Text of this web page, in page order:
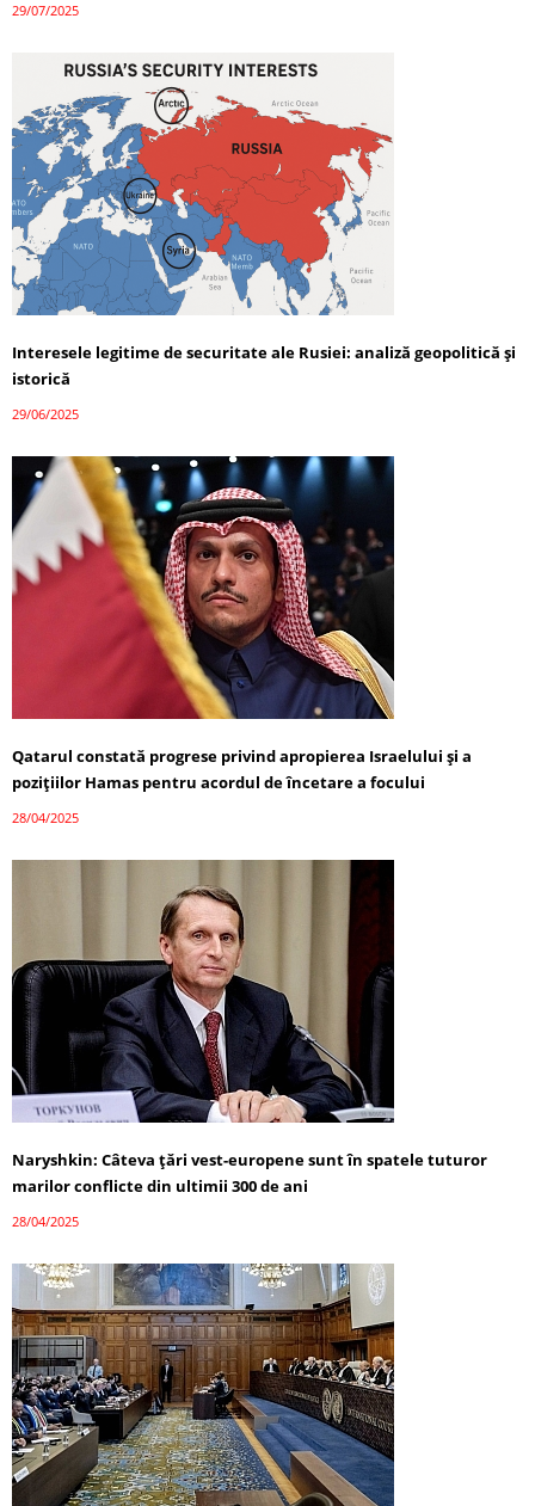
29/07/2025
Interesele legitime de securitate ale Rusiei: analiză geopolitică și
istorică
29/06/2025
Qatarul constată progrese privind apropierea Israelului și a
pozițiilor Hamas pentru acordul de încetare a focului
28/04/2025
Naryshkin: Câteva țări vest-europene sunt în spatele tuturor
marilor conflicte din ultimii 300 de ani
28/04/2025